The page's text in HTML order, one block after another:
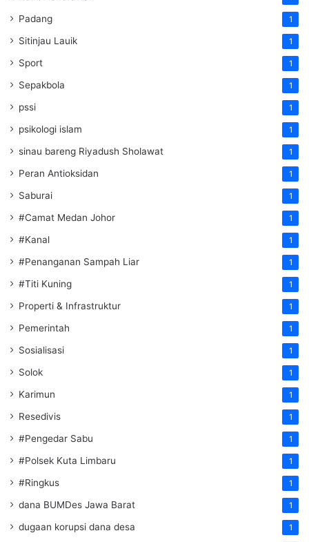
Padang 1
Sitinjau Lauik 1
Sport 1
Sepakbola 1
pssi 1
psikologi islam 1
sinau bareng Riyadush Sholawat 1
Peran Antioksidan 1
Saburai 1
#Camat Medan Johor 1
#Kanal 1
#Penanganan Sampah Liar 1
#Titi Kuning 1
Properti & Infrastruktur 1
Pemerintah 1
Sosialisasi 1
Solok 1
Karimun 1
Resedivis 1
#Pengedar Sabu 1
#Polsek Kuta Limbaru 1
#Ringkus 1
dana BUMDes Jawa Barat 1
dugaan korupsi dana desa 1